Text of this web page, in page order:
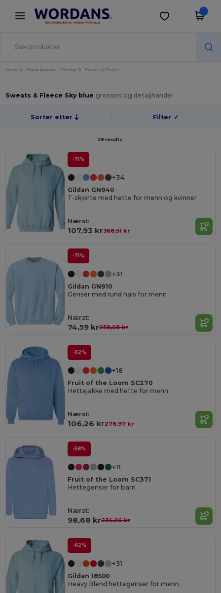
× Wordans-app
Bedre priser i appen!
Last ned app
Home Blank Apparel | Tilbehør Sweats & Fleece
Sweats & Fleece Sky blue grossist og detaljhandel
Sorter etter Filter ✓
29 results.
-71%
+34
Gildan GN940
T-skjorte med hette for menn og kvinner
Nærst:
107,93 kr368,51 kr
-71%
+31
Gildan GN910
Genser med rund hals for menn
Nærst:
74,59 kr258,68 kr
-62%
+18
Fruit of the Loom SC270
Hettejakke med hette for menn
Nærst:
106,26 kr276,97 kr
-58%
+11
Fruit of the Loom SC371
Hettegenser for barn
Nærst:
98,68 kr234,26 kr
-62%
+31
Gildan 18500
Heavy Blend hettegenser for menn